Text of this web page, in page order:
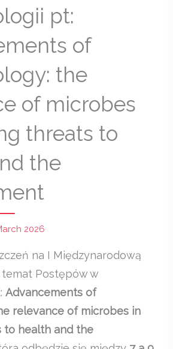
pt:
of
the
of microbes
threats to
the
2026
na I Międzynarodową
Postępów w
Advancements of
relevance of microbes in
to health and the